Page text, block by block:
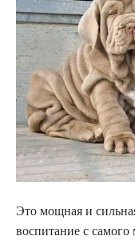
Это мощная и
воспитание с самого